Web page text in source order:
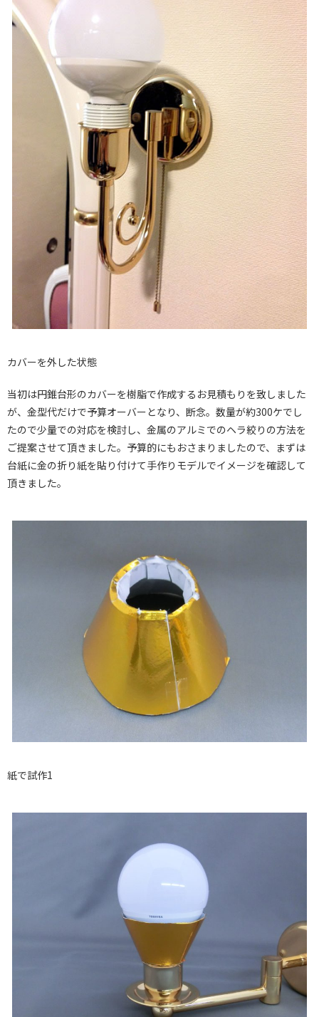
カバーを外した状態
当初は円錐台形のカバーを樹脂で作成するお見積もりを致しました
が、金型代だけで予算オーバーとなり、断念。数量が約300ケでし
たので少量での対応を検討し、金属のアルミでのヘラ絞りの方法を
ご提案させて頂きました。予算的にもおさまりましたので、まずは
台紙に金の折り紙を貼り付けて手作りモデルでイメージを確認して
頂きました。
紙で試作1